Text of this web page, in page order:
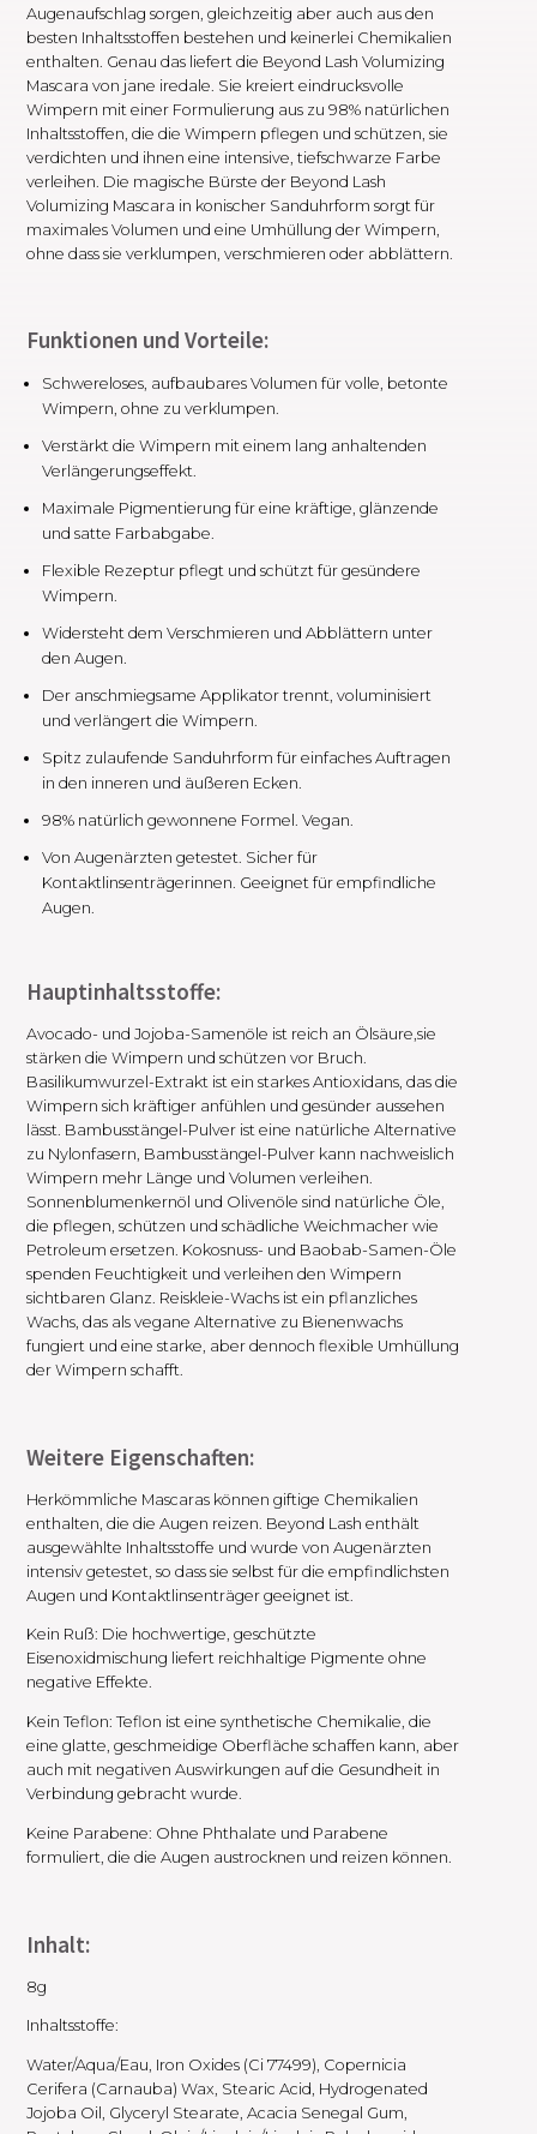
Augenaufschlag sorgen, gleichzeitig aber auch aus den
besten Inhaltsstoffen bestehen und keinerlei Chemikalien
enthalten. Genau das liefert die Beyond Lash Volumizing
Mascara von jane iredale. Sie kreiert eindrucksvolle
Wimpern mit einer Formulierung aus zu 98% natürlichen
Inhaltsstoffen, die die Wimpern pflegen und schützen, sie
verdichten und ihnen eine intensive, tiefschwarze Farbe
verleihen. Die magische Bürste der Beyond Lash
Volumizing Mascara in konischer Sanduhrform sorgt für
maximales Volumen und eine Umhüllung der Wimpern,
ohne dass sie verklumpen, verschmieren oder abblättern.
Funktionen und Vorteile:
Schwereloses, aufbaubares Volumen für volle, betonte
Wimpern, ohne zu verklumpen.
Verstärkt die Wimpern mit einem lang anhaltenden
Verlängerungseffekt.
Maximale Pigmentierung für eine kräftige, glänzende
und satte Farbabgabe.
Flexible Rezeptur pflegt und schützt für gesündere
Wimpern.
Widersteht dem Verschmieren und Abblättern unter
den Augen.
Der anschmiegsame Applikator trennt, voluminisiert
und verlängert die Wimpern.
Spitz zulaufende Sanduhrform für einfaches Auftragen
in den inneren und äußeren Ecken.
98% natürlich gewonnene Formel. Vegan.
Von Augenärzten getestet. Sicher für
Kontaktlinsenträgerinnen. Geeignet für empfindliche
Augen.
Hauptinhaltsstoffe:
Avocado- und Jojoba-Samenöle ist reich an Ölsäure,sie
stärken die Wimpern und schützen vor Bruch.
Basilikumwurzel-Extrakt ist ein starkes Antioxidans, das die
Wimpern sich kräftiger anfühlen und gesünder aussehen
lässt. Bambusstängel-Pulver ist eine natürliche Alternative
zu Nylonfasern, Bambusstängel-Pulver kann nachweislich
Wimpern mehr Länge und Volumen verleihen.
Sonnenblumenkernöl und Olivenöle sind natürliche Öle,
die pflegen, schützen und schädliche Weichmacher wie
Petroleum ersetzen. Kokosnuss- und Baobab-Samen-Öle
spenden Feuchtigkeit und verleihen den Wimpern
sichtbaren Glanz. Reiskleie-Wachs ist ein pflanzliches
Wachs, das als vegane Alternative zu Bienenwachs
fungiert und eine starke, aber dennoch flexible Umhüllung
der Wimpern schafft.
Weitere Eigenschaften:
Herkömmliche Mascaras können giftige Chemikalien
enthalten, die die Augen reizen. Beyond Lash enthält
ausgewählte Inhaltsstoffe und wurde von Augenärzten
intensiv getestet, so dass sie selbst für die empfindlichsten
Augen und Kontaktlinsenträger geeignet ist.
Kein Ruß: Die hochwertige, geschützte
Eisenoxidmischung liefert reichhaltige Pigmente ohne
negative Effekte.
Kein Teflon: Teflon ist eine synthetische Chemikalie, die
eine glatte, geschmeidige Oberfläche schaffen kann, aber
auch mit negativen Auswirkungen auf die Gesundheit in
Verbindung gebracht wurde.
Keine Parabene: Ohne Phthalate und Parabene
formuliert, die die Augen austrocknen und reizen können.
Inhalt:
8g
Inhaltsstoffe:
Water/Aqua/Eau, Iron Oxides (Ci 77499), Copernicia
Cerifera (Carnauba) Wax, Stearic Acid, Hydrogenated
Jojoba Oil, Glyceryl Stearate, Acacia Senegal Gum,